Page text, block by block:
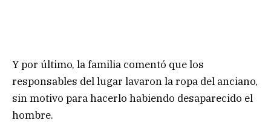
Y por último, la familia comentó que los
responsables del lugar lavaron la ropa del anciano,
sin motivo para hacerlo habiendo desaparecido el
hombre.